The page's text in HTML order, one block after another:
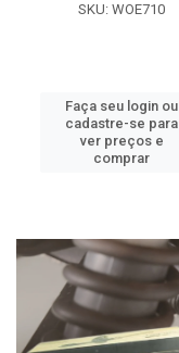
SKU: WOE710
Faça seu login ou
cadastre-se para
ver preços e
comprar